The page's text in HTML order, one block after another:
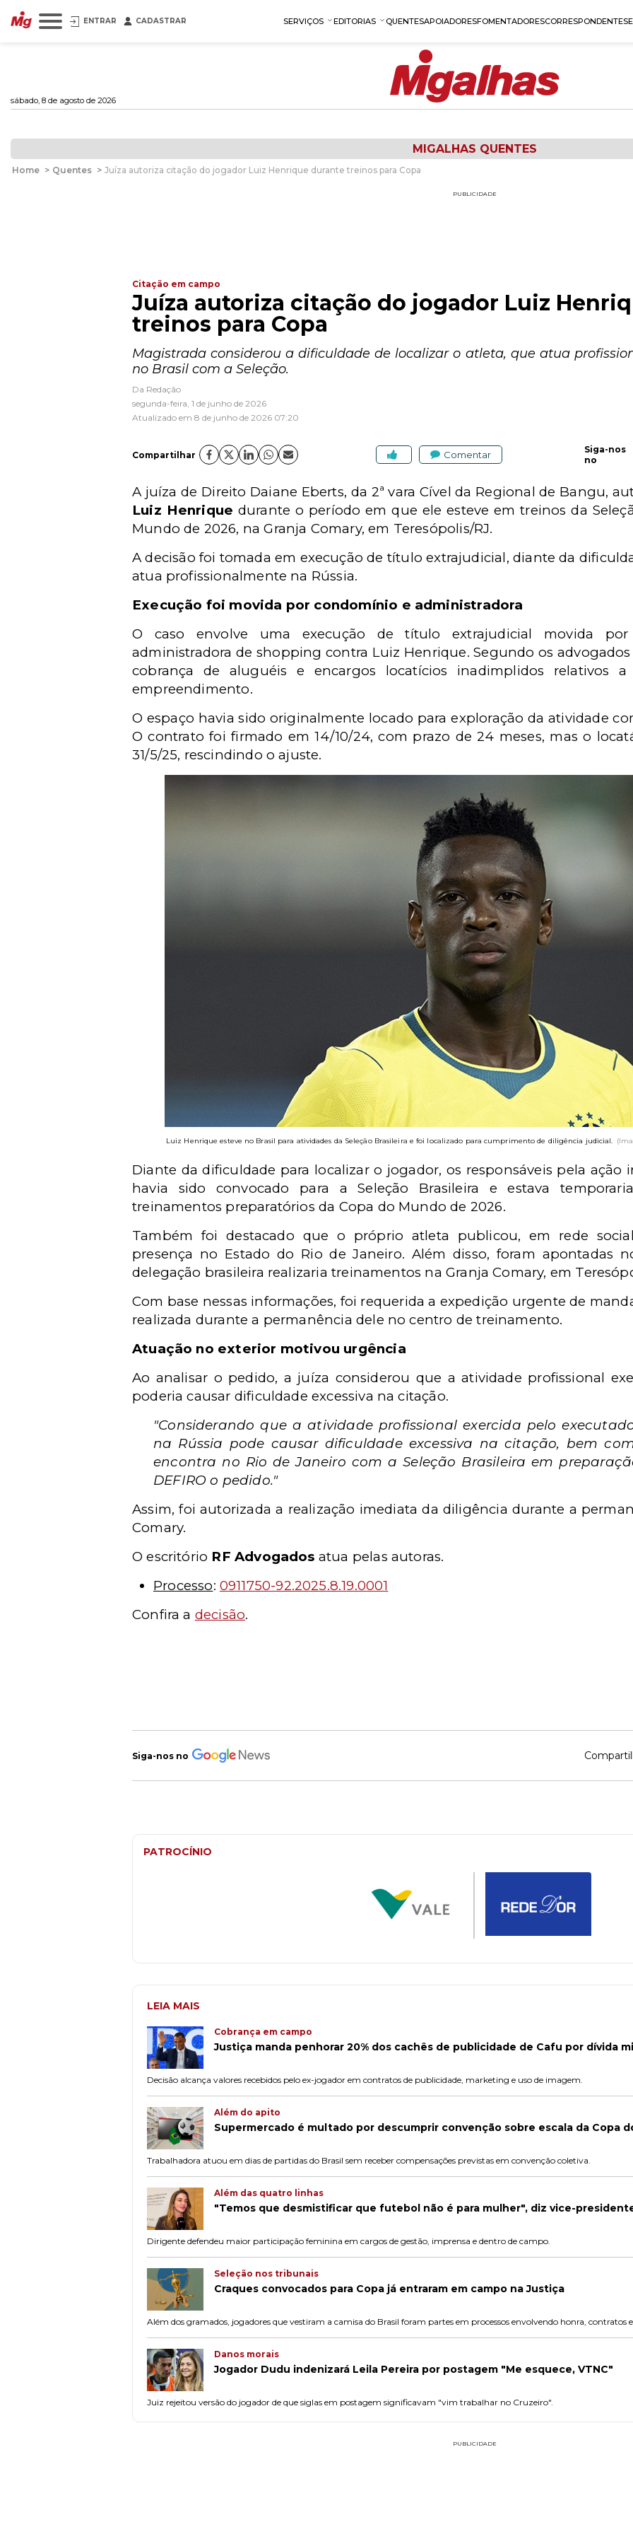
ENTRAR CADASTRAR SERVIÇOS EDITORIAS QUENTESAPOIADORESFOMENTADORESCORRESPONDENTES
sábado, 8 de agosto de 2026
MIGALHAS QUENTES
Home > Quentes > Juíza autoriza citação do jogador Luiz Henrique durante treinos para Copa
PUBLICIDADE
Citação em campo
Juíza autoriza citação do jogador Luiz
treinos para Copa
Magistrada considerou a dificuldade de localizar o atleta, que atua
no Brasil com a Seleção.
Da Redação
segunda-feira, 1 de junho de 2026
Atualizado em 8 de junho de 2026 07:20
Compartilhar Comentar
Siga-nos
no
A juíza de Direito Daiane Eberts, da 2ª vara Cível da Regional de Bangu,
Luiz Henrique durante o período em que ele esteve em treinos da
Mundo de 2026, na Granja Comary, em Teresópolis/RJ.
A decisão foi tomada em execução de título extrajudicial, diante da
atua profissionalmente na Rússia.
Execução foi movida por condomínio e administradora
O caso envolve uma execução de título extrajudicial movida
administradora de shopping contra Luiz Henrique. Segundo os advogados
cobrança de aluguéis e encargos locatícios inadimplidos relativos
empreendimento.
O espaço havia sido originalmente locado para exploração da atividade
O contrato foi firmado em 14/10/24, com prazo de 24 meses, mas o
31/5/25, rescindindo o ajuste.
Luiz Henrique esteve no Brasil para atividades da Seleção Brasileira e foi localizado para cumprimento de diligência judicial.
Diante da dificuldade para localizar o jogador, os responsáveis pela ação
havia sido convocado para a Seleção Brasileira e estava
treinamentos preparatórios da Copa do Mundo de 2026.
Também foi destacado que o próprio atleta publicou, em rede
presença no Estado do Rio de Janeiro. Além disso, foram apontadas
delegação brasileira realizaria treinamentos na Granja Comary, em
Com base nessas informações, foi requerida a expedição urgente de
realizada durante a permanência dele no centro de treinamento.
Atuação no exterior motivou urgência
Ao analisar o pedido, a juíza considerou que a atividade profissional
poderia causar dificuldade excessiva na citação.
"Considerando que a atividade profissional exercida pelo
na Rússia pode causar dificuldade excessiva na citação, bem
encontra no Rio de Janeiro com a Seleção Brasileira em
DEFIRO o pedido."
Assim, foi autorizada a realização imediata da diligência durante a
Comary.
O escritório RF Advogados atua pelas autoras.
Processo: 0911750-92.2025.8.19.0001
Confira a decisão.
Siga-nos no
PATROCÍNIO
LEIA MAIS
Cobrança em campo
Justiça manda penhorar 20% dos cachês de publicidade de Cafu por dívida
Decisão alcança valores recebidos pelo ex-jogador em contratos de publicidade, marketing e uso de imagem.
Além do apito
Supermercado é multado por descumprir convenção sobre escala da Copa
Trabalhadora atuou em dias de partidas do Brasil sem receber compensações previstas em convenção coletiva.
Além das quatro linhas
"Temos que desmistificar que futebol não é para mulher", diz vice-
Dirigente defendeu maior participação feminina em cargos de gestão, imprensa e dentro de campo.
Seleção nos tribunais
Craques convocados para Copa já entraram em campo na Justiça
Além dos gramados, jogadores que vestiram a camisa do Brasil foram partes em processos envolvendo honra, contratos
Danos morais
Jogador Dudu indenizará Leila Pereira por postagem "Me esquece, VTNC"
Juiz rejeitou versão do jogador de que siglas em postagem significavam "vim trabalhar no Cruzeiro".
PUBLICIDADE